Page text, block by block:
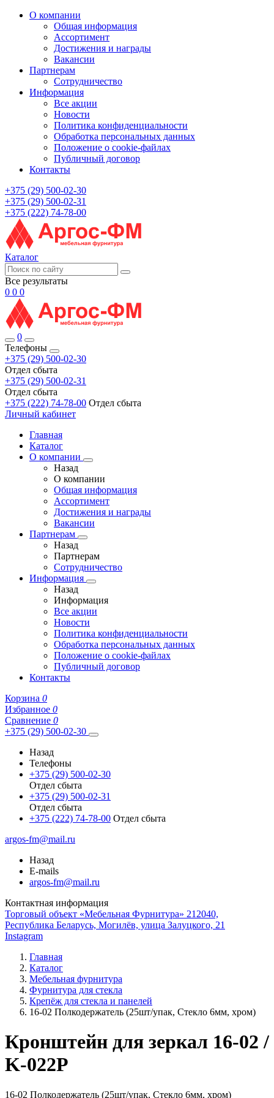
О компании
Общая информация
Ассортимент
Достижения и награды
Вакансии
Партнерам
Сотрудничество
Информация
Все акции
Новости
Политика конфиденциальности
Обработка персональных данных
Положение о cookie-файлах
Публичный договор
Контакты
+375 (29) 500-02-30
+375 (29) 500-02-31
+375 (222) 74-78-00
Каталог
Все результаты
0 0 0
0
Телефоны
+375 (29) 500-02-30
Отдел сбыта
+375 (29) 500-02-31
Отдел сбыта
+375 (222) 74-78-00 Отдел сбыта
Личный кабинет
Главная
Каталог
О компании
Назад
О компании
Общая информация
Ассортимент
Достижения и награды
Вакансии
Партнерам
Назад
Партнерам
Сотрудничество
Информация
Назад
Информация
Все акции
Новости
Политика конфиденциальности
Обработка персональных данных
Положение о cookie-файлах
Публичный договор
Контакты
Корзина 0
Избранное 0
Сравнение 0
+375 (29) 500-02-30
Назад
Телефоны
+375 (29) 500-02-30
Отдел сбыта
+375 (29) 500-02-31
Отдел сбыта
+375 (222) 74-78-00 Отдел сбыта
argos-fm@mail.ru
Назад
E-mails
argos-fm@mail.ru
Контактная информация
Торговый объект «Мебельная Фурнитура» 212040,
Республика Беларусь, Могилёв, улица Залуцкого, 21
Instagram
Главная
Каталог
Мебельная фурнитура
Фурнитура для стекла
Крепёж для стекла и панелей
16-02 Полкодержатель (25шт/упак, Стекло 6мм, хром)
Кронштейн для зеркал 16-02 /
K-022P
16-02 Полкодержатель (25шт/упак, Стекло 6мм, хром)